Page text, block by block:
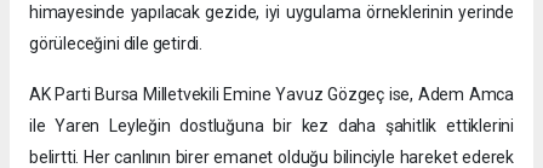
himayesinde yapılacak gezide, iyi uygulama örneklerinin yerinde
görüleceğini dile getirdi.
AK Parti Bursa Milletvekili Emine Yavuz Gözgeç ise, Adem Amca
ile Yaren Leyleğin dostluğuna bir kez daha şahitlik ettiklerini
belirtti. Her canlının birer emanet olduğu bilinciyle hareket ederek